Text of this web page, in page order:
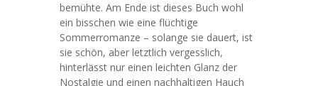
bemühte. Am Ende ist dieses Buch wohl
ein bisschen wie eine flüchtige
Sommerromanze – solange sie dauert, ist
sie schön, aber letztlich vergesslich,
hinterlässt nur einen leichten Glanz der
Nostalgie und einen nachhaltigen Hauch